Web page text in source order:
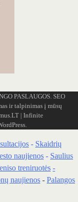
PASLAUGOS. SEO
ir talpinimas į mūsų
| Infinite
.
- Skaidrių
naujienos - Saulius
treniruotės -
naujienos - Palangos